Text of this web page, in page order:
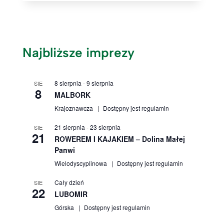
Najbliższe imprezy
SIE
8
8 sierpnia -9 sierpnia
MALBORK
Krajoznawcza Dostępny jest regulamin
SIE
21
21 sierpnia -23 sierpnia
ROWEREM I KAJAKIEM – Dolina Małej
Panwi
Wielodyscyplinowa Dostępny jest regulamin
SIE
22
Cały dzień
LUBOMIR
Górska Dostępny jest regulamin